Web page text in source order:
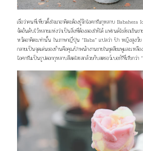
เชื่อว่าคนที่เที่ยวตั้งใจมาอาคิตะต้องรู้จักไอศกรีมกุหลาบ Babahera
จัดอันดับไว้หลายแห่งว่าเป็นสิ่งที่ต้องลองให้ได้ แฟรนด์ไชส์รถเข็นข
หวัดอาคิตะเท่านั้น ในภาษาญี่ปุ่น “Baba” แปลว่า ป้า หญิงสูงวัย
กลายเป็นจุดเด่นของร้านคือคุณป้าพนักงานขายในชุดสีชมพูและเหลือง
ไอศกรีมเป็นรูปดอกกุหลาบสีสดใสรสกล้วยกับสตรอว์เบอร์รีที่เรียกว่า